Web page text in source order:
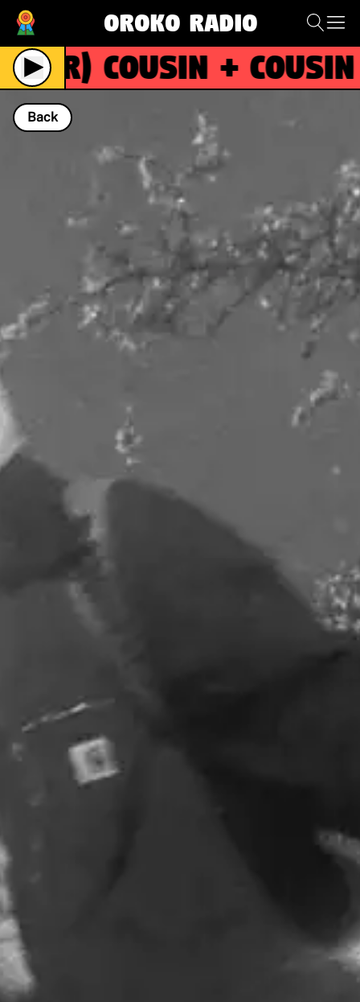
Oroko Radio
(R)COUSIN +
COUSIN + COUSIN invites BIG
LEAFLET & KIMBO
With All My Cousins
Back